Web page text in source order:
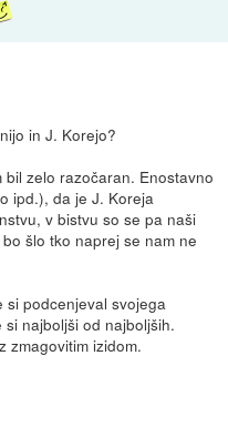
in J. Korejo?
zelo razočaran. Enostavno
ipd.), da je J. Koreja
v bistvu so se pa naši
šlo tko naprej se nam ne
podcenjeval svojega
najboljši od najboljših.
zmagovitim izidom.